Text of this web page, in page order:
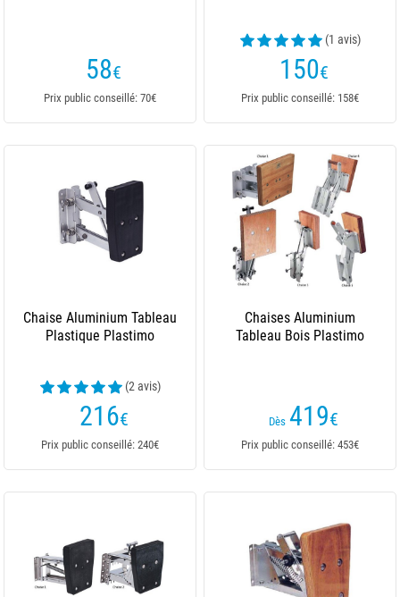
58€
Prix public conseillé: 70€
(1 avis)
150€
Prix public conseillé: 158€
Chaise Aluminium Tableau
Plastique Plastimo
(2 avis)
216€
Prix public conseillé: 240€
Chaises Aluminium
Tableau Bois Plastimo
Dès 419€
Prix public conseillé: 453€